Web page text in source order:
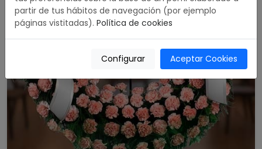
partir de tus hábitos de navegación (por ejemplo
páginas vistitadas). Política de cookies
Configurar Aceptar Cookies